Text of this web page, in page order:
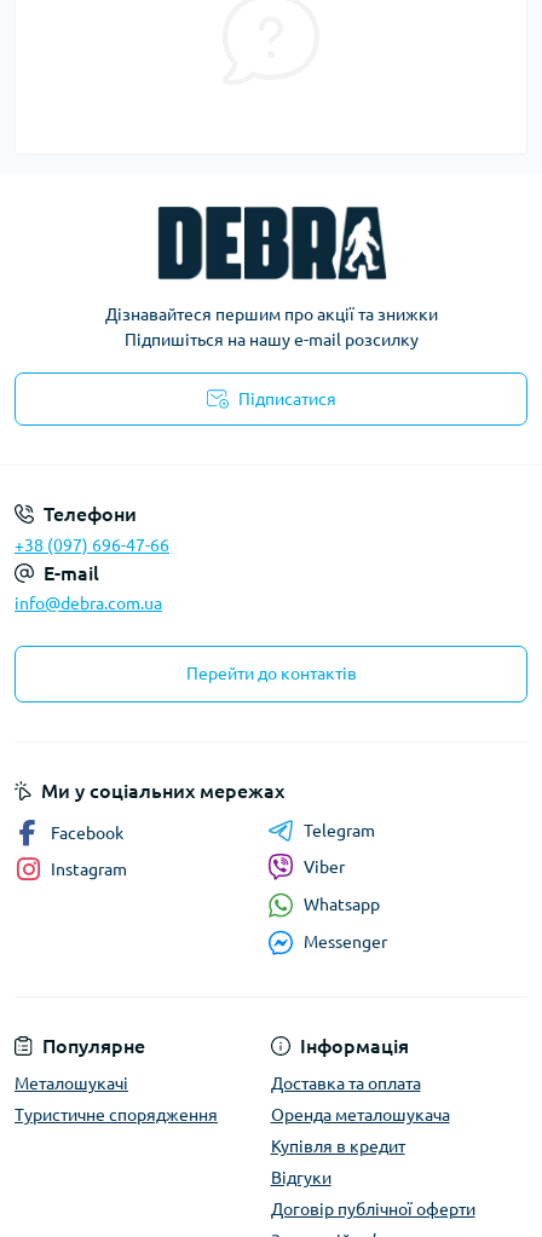
Дізнавайтеся першим про акції та знижки
Підпишіться на нашу e-mail розсилку
Підписатися
Телефони
+38 (097) 696-47-66
E-mail
info@debra.com.ua
Перейти до контактів
Популярне
Металошукачі
Туристичне спорядження
Інформація
Доставка та оплата
Оренда металошукача
Купівля в кредит
Відгуки
Договір публічної оферти
Ми у соціальних мережах
Facebook
Instagram
Telegram
Viber
Whatsapp
Messenger